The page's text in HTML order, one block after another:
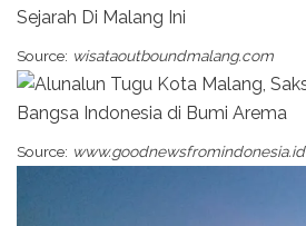
Source: wisataoutboundmalang.com
Source: www.goodnewsfromindonesia.id